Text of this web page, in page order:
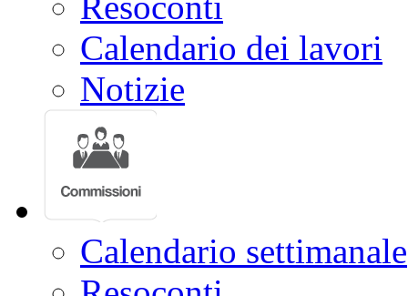
Ordine del giorno
Resoconti
Calendario dei lavori
Notizie